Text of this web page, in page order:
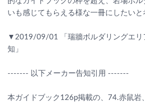
いも感じてもらえる様な一冊にしたいと
▼2019/09/01 「瑞牆ボルダリングエリ
知」
------- 以下メーカー告知引用 -------
本ガイドブック126p掲載の、74.赤鼠岩